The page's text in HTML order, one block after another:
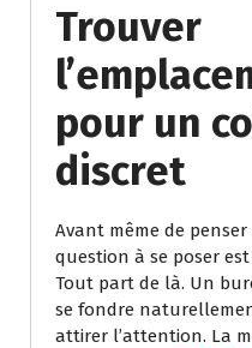
Trouver
pour un
discret
Avant même de
question à se poser
Tout part de là. Un
se fondre
attirer l’attention. La